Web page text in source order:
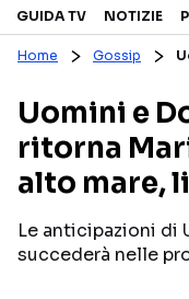
Televisione
CANALI TV
PROGRAMMI TV
PERSONAGGI TV
GUIDA TV NOTIZIE
Home Gossip
Uomini e
ritorna
alto mare,
Le anticipazioni di
succederà nelle